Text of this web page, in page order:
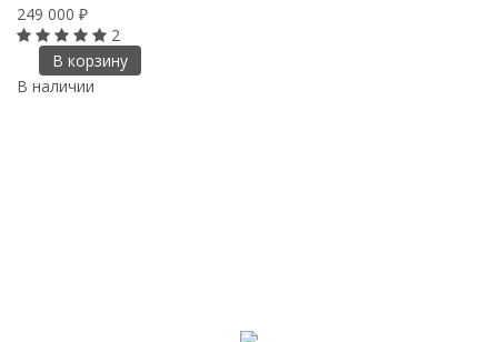
249 000 ₽
2
В корзину
В наличии